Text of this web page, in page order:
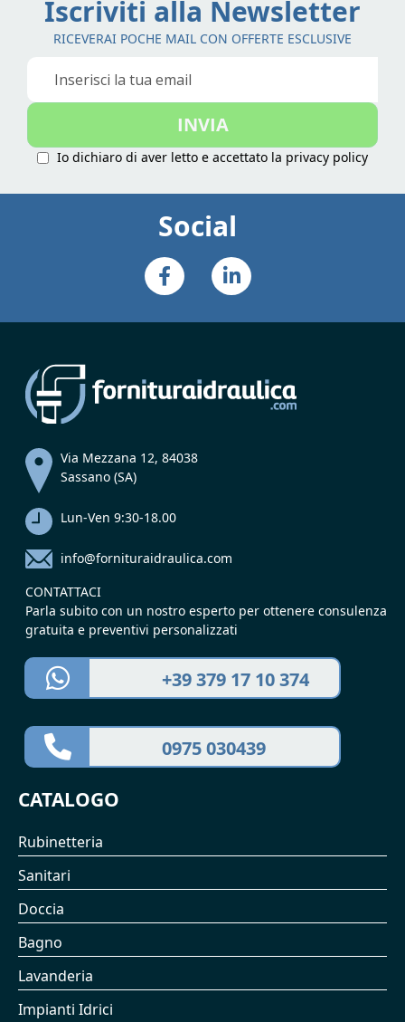
Iscriviti alla Newsletter
RICEVERAI POCHE MAIL CON OFFERTE ESCLUSIVE
Iscriviti
nostra
INVIA
Io dichiaro di aver letto e accettato la privacy policy
Social
Via Mezzana 12, 84038
Sassano (SA)
Lun-Ven 9:30-18.00
info@fornituraidraulica.com
CONTATTACI
Parla subito con un nostro esperto per ottenere consulenza
gratuita e preventivi personalizzati
+39 379 17 10 374
0975 030439
CATALOGO
Rubinetteria
Sanitari
Doccia
Bagno
Lavanderia
Impianti Idrici